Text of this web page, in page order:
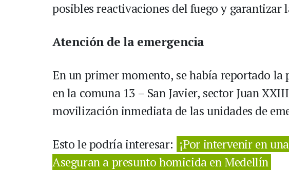
posibles reactivaciones del fuego y garantizar
Atención de la emergencia
En un primer momento, se había reportado la
en la comuna 13 – San Javier, sector Juan
movilización inmediata de las unidades de
Esto le podría interesar: ¡Por intervenir en
Aseguran a presunto homicida en Medellín